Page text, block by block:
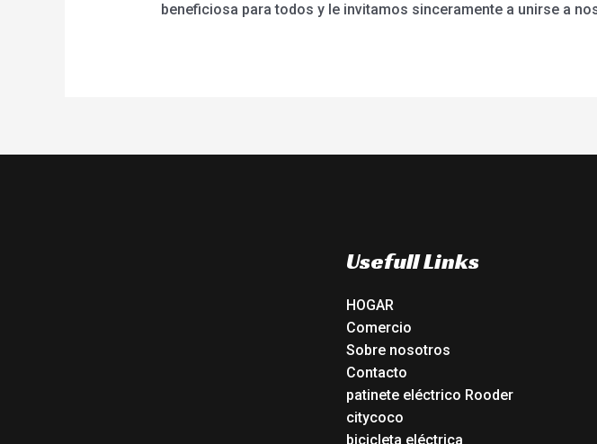
beneficiosa para todos y le invitamos sinceramente a unirse a
Usefull Links
HOGAR
Comercio
Sobre nosotros
Contacto
patinete eléctrico Rooder
citycoco
bicicleta eléctrica